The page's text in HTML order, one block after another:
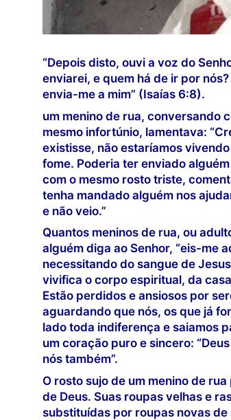
“Depois disto, ouvi a voz do
enviarei, e quem há de ir por
envia-me a mim” (Isaías 6:8).
um menino de rua, conversando
mesmo infortúnio, lamentava:
existisse, não estaríamos
fome. Poderia ter enviado
com o mesmo rosto triste,
tenha mandado alguém nos
e não veio.”
Quantos meninos de rua, ou
alguém diga ao Senhor, “eis-me
necessitando do sangue de
vivifica o corpo espiritual, da
Estão perdidos e ansiosos por
aguardando que nós, os que já
lado toda indiferença e saiamos
um coração puro e sincero:
nós também”.
O rosto sujo de um menino de
de Deus. Suas roupas velhas e
substituídas por roupas novas